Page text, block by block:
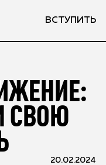
ВСТУПИТЬ
СВОЮ
20.02.2024